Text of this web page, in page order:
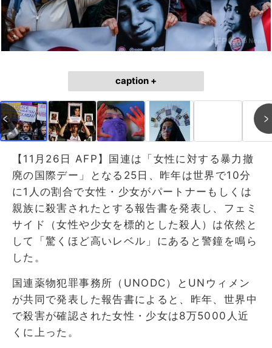
caption +
【11月26日 AFP】国連は「女性に対する暴力撤
廃の国際デー」となる25日、昨年は世界で10分
に1人の割合で女性・少女がパートナーもしくは
親族に殺害されたとする報告書を発表し、フェミ
サイド（女性や少女を標的とした殺人）は依然と
して「驚くほど高いレベル」にあると警鐘を鳴ら
した。
国連薬物犯罪事務所（UNODC）とUNウィメン
が共同で発表した報告書によると、昨年、世界中
で殺害が確認された女性・少女は8万5000人近
くに上った。